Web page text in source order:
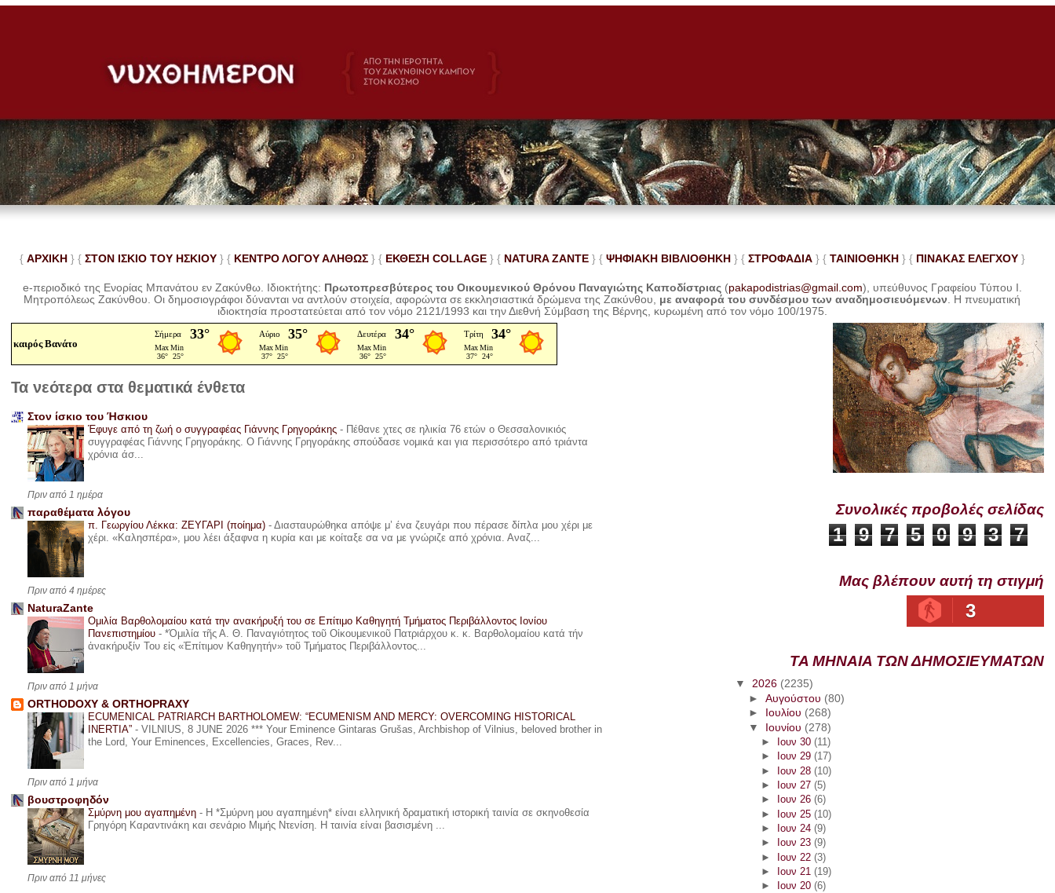
{ ΑΡΧΙΚΗ } { ΣΤΟΝ ΙΣΚΙΟ ΤΟΥ ΗΣΚΙΟΥ } { ΚΕΝΤΡΟ ΛΟΓΟΥ ΑΛΗΘΩΣ } { ΕΚΘΕΣΗ COLLAGE }{ NATURA ZANTE} { ΨΗΦΙΑΚΗ ΒΙΒΛΙΟΘΗΚΗ } { ΣΤΡΟΦΑΔΙΑ } { ΤΑΙΝΙΟΘΗΚΗ } { ΠΙΝΑΚΑΣ ΕΛΕΓΧΟΥ}
e-περιοδικό της Ενορίας Μπανάτου εν Ζακύνθω. Ιδιοκτήτης: Πρωτοπρεσβύτερος του Οικουμενικού Θρόνου Παναγιώτης Καποδίστριας (pakapodistrias@gmail.com), υπεύθυνος Γραφείου Τύπου Ι.
Μητροπόλεως Ζακύνθου.Οι δημοσιογράφοι δύνανται να αντλούν στοιχεία, αφορώντα σε εκκλησιαστικά δρώμενα της Ζακύνθου, με αναφορά του συνδέσμου των αναδημοσιευόμενων . Ηπνευματική
ιδιοκτησία προστατεύεται από τον νόμο 2121/1993 και την Διεθνή Σύμβαση της Βέρνης, κυρωμένη από τον νόμο 100/1975.
καιρός Βανάτο
Τα νεότερα στα θεματικά ένθετα
Στον ίσκιο του Ήσκιου
Έφυγε από τη ζωή ο συγγραφέας Γιάννης Γρηγοράκης - Πέθανε χτες σε ηλικία 76 ετών ο Θεσσαλονικιός
συγγραφέας Γιάννης Γρηγοράκης. Ο Γιάννης Γρηγοράκης σπούδασε νομικά και για περισσότερο από τριάντα
χρόνια άσ...
Πριν από 1 ημέρα
παραθέματα λόγου
π. Γεωργίου Λέκκα: ΖΕΥΓΑΡΙ (ποίημα) - Διασταυρώθηκα απόψε μ’ ένα ζευγάρι που πέρασε δίπλα μου χέρι με
χέρι. «Καλησπέρα», μου λέει άξαφνα η κυρία και με κοίταξε σα να με γνώριζε από χρόνια. Αναζ...
Πριν από 4 ημέρες
NaturaZante
Ομιλία Βαρθολομαίου κατά την ανακήρυξή του σε Επίτιμο Καθηγητή Τμήματος Περιβάλλοντος Ιονίου
Πανεπιστημίου - *Ὁμιλία τῆς Α. Θ. Παναγιότητος τοῦ Οἰκουμενικοῦ Πατριάρχου κ. κ. Βαρθολομαίου κατά τήν
ἀνακήρυξίν Του εἰς «Ἐπίτιμον Καθηγητήν» τοῦ Τμήματος Περιβάλλοντος...
Πριν από 1 μήνα
ORTHODOXY & ORTHOPRAXY
ECUMENICAL PATRIARCH BARTHOLOMEW: “ECUMENISM AND MERCY: OVERCOMING HISTORICAL
INERTIA” - VILNIUS, 8 JUNE 2026 *** Your Eminence Gintaras Grušas, Archbishop of Vilnius, beloved brother in
the Lord, Your Eminences, Excellencies, Graces, Rev...
Πριν από 1 μήνα
βουστροφηδόν
Σμύρνη μου αγαπημένη - Η *Σμύρνη μου αγαπημένη* είναι ελληνική δραματική ιστορική ταινία σε σκηνοθεσία
Γρηγόρη Καραντινάκη και σενάριο Μιμής Ντενίση. Η ταινία είναι βασισμένη ...
Πριν από 11 μήνες
Συνολικές προβολές σελίδας
1 9 7 5 0 9 3 7
Μας βλέπουν αυτή τη στιγμή
3
ΤΑ ΜΗΝΑΙΑ ΤΩΝ ΔΗΜΟΣΙΕΥΜΑΤΩΝ
▼2026 (2235)
► Αυγούστου (80)
►
Ιουλίου (268)
▼ Ιουνίου (278)
►
Ιουν 30 (11)
►
Ιουν 29 (17)
► Ιουν 28 (10)
►
Ιουν 27 (5)
►
Ιουν 26 (6)
► Ιουν 25 (10)
►
Ιουν 24 (9)
►
Ιουν 23 (9)
► Ιουν 22 (3)
►
Ιουν 21 (19)
►
Ιουν 20 (6)